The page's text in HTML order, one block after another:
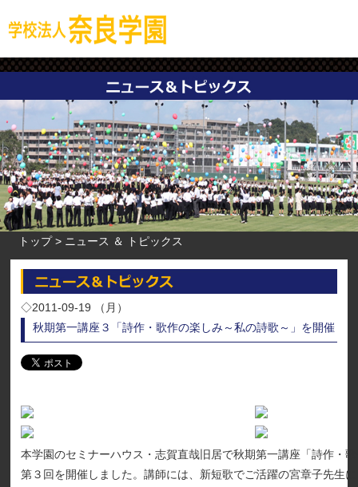
トップ ニュース ＆ トピックス
◇2011-09-19 （月）
秋期第一講座３「詩作・歌作の楽しみ～私の詩歌～」を開催
本学園のセミナーハウス・志賀直哉旧居で秋期第一講座「詩作・
第３回を開催しました。講師には、新短歌でご活躍の宮章子先生